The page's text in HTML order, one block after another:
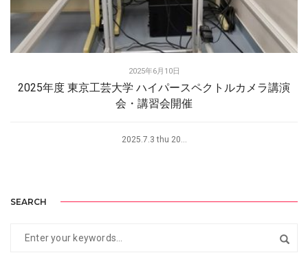
2025年6月10日
2025年度 東京工芸大学 ハイパースペクトルカメラ講演
会・講習会開催
2025.7.3 thu 20...
SEARCH